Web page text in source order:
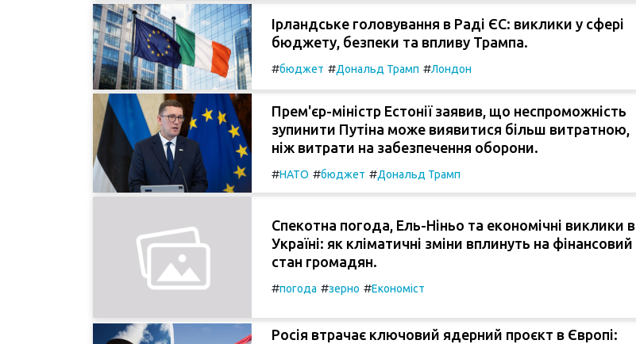
Ірландське головування в Раді ЄС: виклики у сфері
бюджету, безпеки та впливу Трампа.
#бюджет #Дональд Трамп #Лондон
Прем'єр-міністр Естонії заявив, що неспроможність
зупинити Путіна може виявитися більш витратною,
ніж витрати на забезпечення оборони.
#НАТО #бюджет #Дональд Трамп
Спекотна погода, Ель-Ніньо та економічні виклики в
Україні: як кліматичні зміни вплинуть на фінансовий
стан громадян.
#погода #зерно #Економіст
Росія втрачає ключовий ядерний проєкт в Європі: